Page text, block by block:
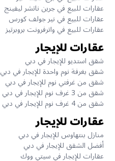
عقارات للبيع في جرين ناتشر ليفينج
عقارات للبيع في نير جولف كورس
عقارات للبيع في واترفرونت بروبرتيز
عقارات للإيجار
شقق استديو للإيجار في دبي
شقق بغرفة نوم واحدة للإيجار في دبي
شقق من غرفتي نوم للإيجار في دبي
شقق من 3 غرف نوم للإيجار في دبي
شقق من 4 غرف نوم للإيجار في دبي
عقارات للإيجار
منازل بنتهاوس للإيجار في دبي
أفضل الشقق للإيجار في دبي
عقارات للإيجار في سيتي ووك